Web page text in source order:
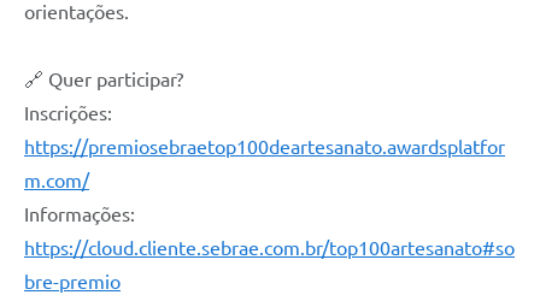
orientações.
🔗 Quer participar?
Inscrições:
https://premiosebraetop100deartesanato.awardsplatfor
m.com/
Informações:
https://cloud.cliente.sebrae.com.br/top100artesanato#so
bre-premio